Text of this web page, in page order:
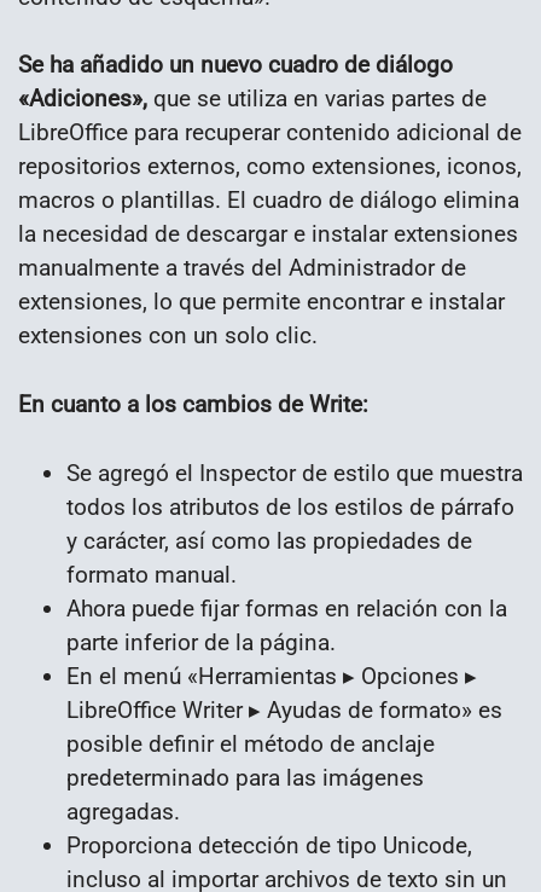
Se ha añadido un nuevo cuadro de diálogo
«Adiciones», que se utiliza en varias partes de
LibreOffice para recuperar contenido adicional de
repositorios externos, como extensiones, iconos,
macros o plantillas. El cuadro de diálogo elimina
la necesidad de descargar e instalar extensiones
manualmente a través del Administrador de
extensiones, lo que permite encontrar e instalar
extensiones con un solo clic.
En cuanto a los cambios de Write:
Se agregó el Inspector de estilo que muestra
todos los atributos de los estilos de párrafo
y carácter, así como las propiedades de
formato manual.
Ahora puede fijar formas en relación con la
parte inferior de la página.
En el menú «Herramientas ▸ Opciones ▸
LibreOffice Writer ▸ Ayudas de formato» es
posible definir el método de anclaje
predeterminado para las imágenes
agregadas.
Proporciona detección de tipo Unicode,
incluso al importar archivos de texto sin un